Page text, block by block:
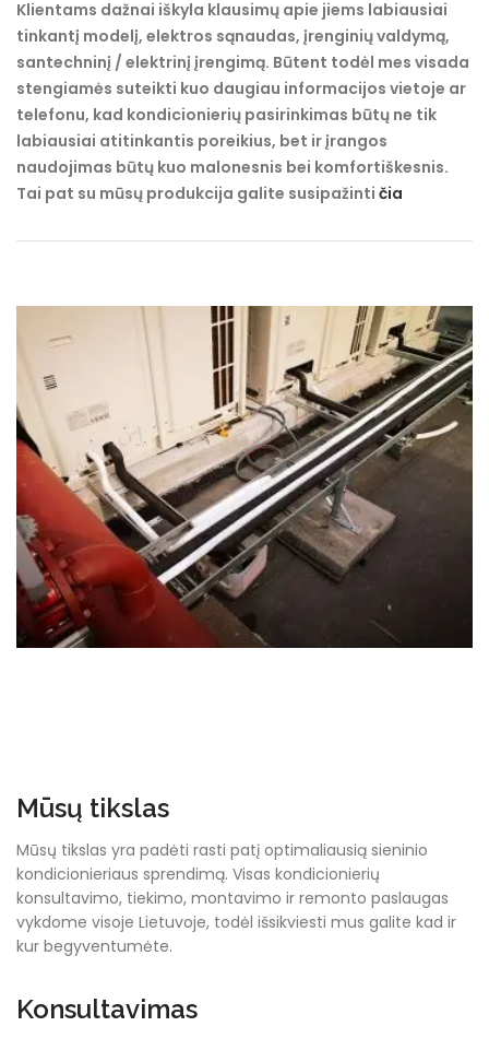
Klientams dažnai iškyla klausimų apie jiems labiausiai
tinkantį modelį, elektros sąnaudas, įrenginių valdymą,
santechninį / elektrinį įrengimą. Būtent todėl mes visada
stengiamės suteikti kuo daugiau informacijos vietoje ar
telefonu, kad kondicionierių pasirinkimas būtų ne tik
labiausiai atitinkantis poreikius, bet ir įrangos
naudojimas būtų kuo malonesnis bei komfortiškesnis.
Tai pat su mūsų produkcija galite susipažinti čia
Mūsų tikslas
Mūsų tikslas yra padėti rasti patį optimaliausią sieninio
kondicionieriaus sprendimą. Visas kondicionierių
konsultavimo, tiekimo, montavimo ir remonto paslaugas
vykdome visoje Lietuvoje, todėl išsikviesti mus galite kad ir
kur begyventumėte.
Konsultavimas